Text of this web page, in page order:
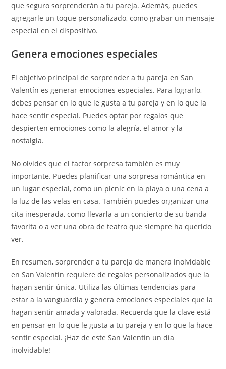
que seguro sorprenderán a tu pareja. Además, puedes
agregarle un toque personalizado, como grabar un mensaje
especial en el dispositivo.
Genera emociones especiales
El objetivo principal de sorprender a tu pareja en San
Valentín es generar emociones especiales. Para lograrlo,
debes pensar en lo que le gusta a tu pareja y en lo que la
hace sentir especial. Puedes optar por regalos que
despierten emociones como la alegría, el amor y la
nostalgia.
No olvides que el factor sorpresa también es muy
importante. Puedes planificar una sorpresa romántica en
un lugar especial, como un picnic en la playa o una cena a
la luz de las velas en casa. También puedes organizar una
cita inesperada, como llevarla a un concierto de su banda
favorita o a ver una obra de teatro que siempre ha querido
ver.
En resumen, sorprender a tu pareja de manera inolvidable
en San Valentín requiere de regalos personalizados que la
hagan sentir única. Utiliza las últimas tendencias para
estar a la vanguardia y genera emociones especiales que la
hagan sentir amada y valorada. Recuerda que la clave está
en pensar en lo que le gusta a tu pareja y en lo que la hace
sentir especial. ¡Haz de este San Valentín un día
inolvidable!